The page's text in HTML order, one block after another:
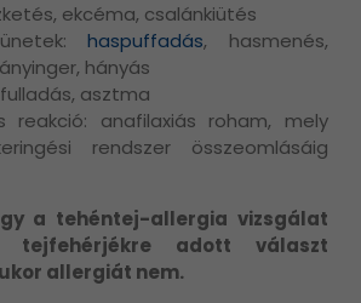
ekcéma, csalánkiütés
haspuffadás, hasmenés,
hányás
asztma
reakció: anafilaxiás roham, mely
rendszer összeomlásáig
a tehéntej-allergia vizsgálat
adott választ
allergiát nem.